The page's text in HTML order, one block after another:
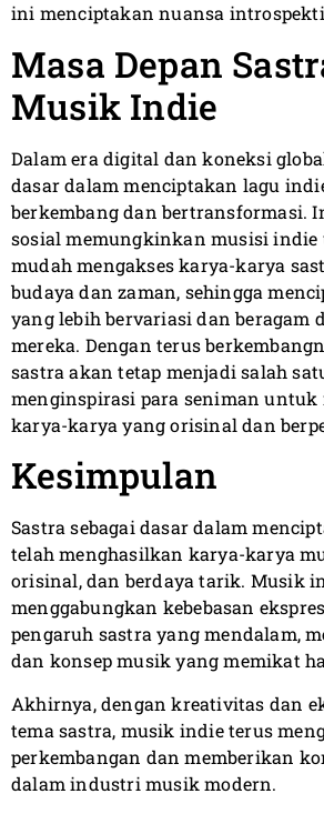
ini menciptakan nuansa
Masa Depan
Musik Indie
Dalam era digital dan koneksi
dasar dalam menciptakan lagu
berkembang dan bertransformasi.
sosial memungkinkan musisi indie
mudah mengakses karya-karya
budaya dan zaman, sehingga
yang lebih bervariasi dan beragam
mereka. Dengan terus
sastra akan tetap menjadi salah
menginspirasi para seniman untuk
karya-karya yang orisinal dan
Kesimpulan
Sastra sebagai dasar dalam
telah menghasilkan karya-karya
orisinal, dan berdaya tarik. Musik
menggabungkan kebebasan
pengaruh sastra yang mendalam,
dan konsep musik yang memikat
Akhirnya, dengan kreativitas dan
tema sastra, musik indie terus
perkembangan dan memberikan
dalam industri musik modern.